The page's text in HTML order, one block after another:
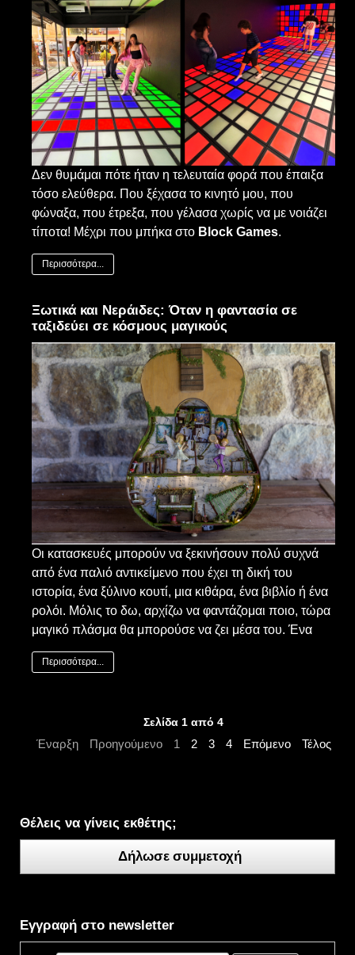
Δεν θυμάμαι πότε ήταν η τελευταία φορά που έπαιξα
τόσο ελεύθερα. Που ξέχασα το κινητό μου, που
φώναξα, που έτρεξα, που γέλασα χωρίς να με νοιάζει
τίποτα! Μέχρι που μπήκα στο Block Games.
Περισσότερα...
Ξωτικά και Νεράιδες: Όταν η φαντασία σε
ταξιδεύει σε κόσμους μαγικούς
Οι κατασκευές μπορούν να ξεκινήσουν πολύ συχνά
από ένα παλιό αντικείμενο που έχει τη δική του
ιστορία, ένα ξύλινο κουτί, μια κιθάρα, ένα βιβλίο ή ένα
ρολόι. Μόλις το δω, αρχίζω να φαντάζομαι ποιο, τώρα
μαγικό πλάσμα θα μπορούσε να ζει μέσα του. Ένα
Περισσότερα...
Σελίδα 1 από 4
Έναρξη Προηγούμενο 1 2 3 4 Επόμενο Τέλος
Θέλεις να γίνεις εκθέτης;
Δήλωσε συμμετοχή
Εγγραφή στο newsletter